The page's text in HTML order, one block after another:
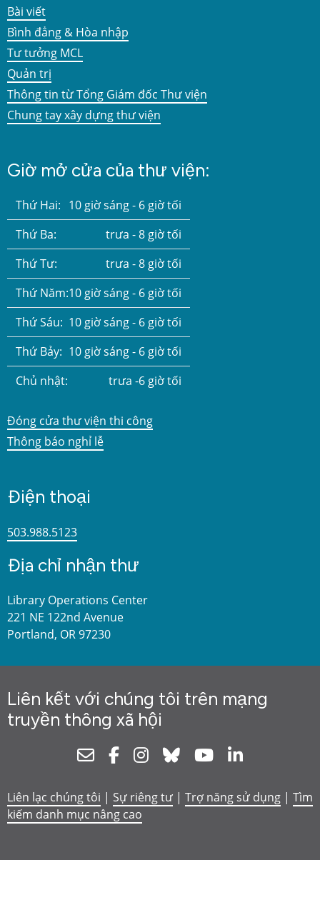
Bài viết
Bình đẳng & Hòa nhập
Tư tưởng MCL
Quản trị
Thông tin từ Tổng Giám đốc Thư viện
Chung tay xây dựng thư viện
Giờ mở cửa của thư viện:
Thứ Hai: 10 giờ sáng - 6 giờ tối
Thứ Ba:
trưa - 8 giờ tối
Thứ Tư:
trưa - 8 giờ tối
Thứ Năm:10 giờ sáng - 6 giờ tối
Thứ Sáu: 10 giờ sáng - 6 giờ tối
Thứ Bảy: 10 giờ sáng - 6 giờ tối
Chủ nhật:
trưa -6 giờ tối
Đóng cửa thư viện thi công
Thông báo nghỉ lễ
Điện thoại
503.988.5123
Địa chỉ nhận thư
Library Operations Center
221 NE 122nd Avenue
Portland, OR 97230
Liên kết với chúng tôi trên mạng
truyền thông xã hội
NewsletterFacebookInstagram
Bluesky Youtube
Liên lạc chúng tôi | Sự riêng tư | Trợ năng sử dụng | Tìm
kiếm danh mục nâng cao